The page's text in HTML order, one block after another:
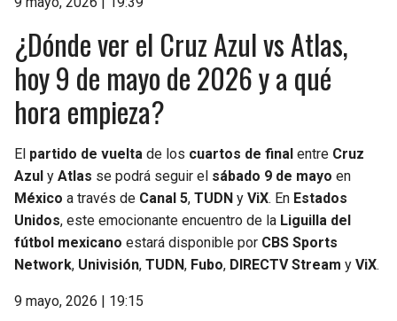
¿Dónde ver el Cruz Azul vs Atlas,
hoy 9 de mayo de 2026 y a qué
hora empieza?
El partido de vuelta de los cuartos de final entre Cruz
Azul y Atlas se podrá seguir el sábado 9 de mayo en
México a través de Canal 5, TUDN y ViX. En Estados
Unidos, este emocionante encuentro de la Liguilla del
fútbol mexicano estará disponible por CBS Sports
Network, Univisión, TUDN, Fubo, DIRECTV Stream y ViX.
9 mayo, 2026 | 19:15